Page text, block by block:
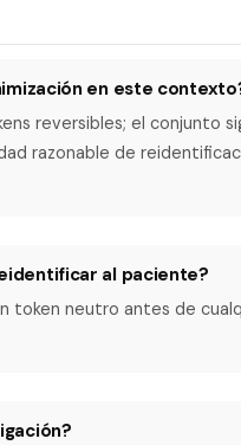
en este
reversibles; el conjunto
razonable de
al paciente?
token neutro antes de